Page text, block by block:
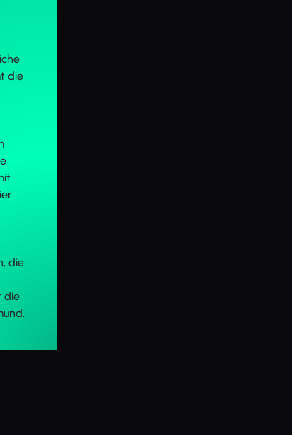
die
die
die